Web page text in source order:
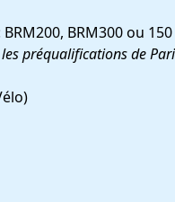
BRM300 ou
préqualifications de